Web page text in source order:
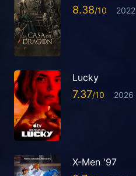
8.38 2022
Lucky
7.37 2026
X-Men '97